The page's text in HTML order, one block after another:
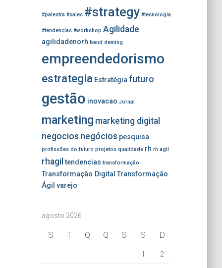
#palestra #sales #strategy #tecnologia
#tendencias #workshop Agilidade
agilidadenorh band deming
empreendedorismo
estrategia Estratégia futuro
gestão inovacao Jornal
marketing marketing digital
negocios negócios pesquisa
profissões do futuro projetos qualidade rh rh agil
rhagil tendencias transformação
Transformação Digital Transformação
Ágil varejo
agosto 2026
S T Q Q S S D
1 2